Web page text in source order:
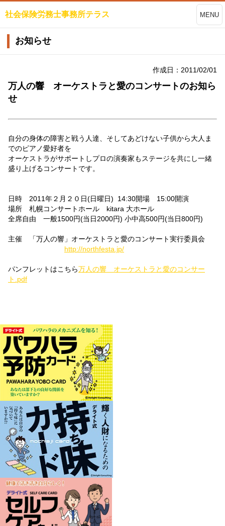
社会保険労務士事務所テラス MENU
お知らせ
作成日：2011/02/01
万人の響 オーケストラと愛のコンサートのお知ら
せ
自分の身体の障害と戦う人達、そしてあどけない子供から大人ま
でのピアノ愛好者を
オーケストラがサポートしプロの演奏家もステージを共にし一緒
盛り上げるコンサートです。
日時 2011年２月２０日(日曜日) 14:30開場 15:00開演
場所 札幌コンサートホール kitara 大ホール
全席自由 一般1500円(当日2000円) 小中高500円(当日800円)
主催 「万人の響」オーケストラと愛のコンサート実行委員会
http://northfesta.jp/
パンフレットはこちら万人の響 オーケストラと愛のコンサー
ト.pdf